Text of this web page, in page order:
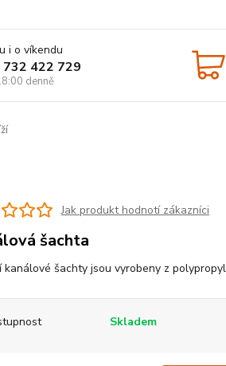
i o víkendu
732 422 729
denně
Jak produkt hodnotí zákazníci
šachta
kanálové šachty jsou vyrobeny z
Skladem